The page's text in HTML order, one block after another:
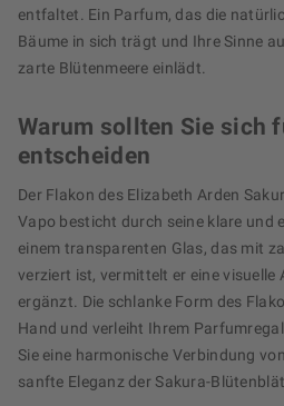
entfaltet. Ein Parfum, das die
Bäume in sich trägt und Ihre Sinne
zarte Blütenmeere einlädt.
Warum sollten Sie sich
entscheiden
Der Flakon des Elizabeth Arden
Vapo besticht durch seine klare und
einem transparenten Glas, das mit
verziert ist, vermittelt er eine visuelle
ergänzt. Die schlanke Form des
Hand und verleiht Ihrem
Sie eine harmonische Verbindung
sanfte Eleganz der Sakura-